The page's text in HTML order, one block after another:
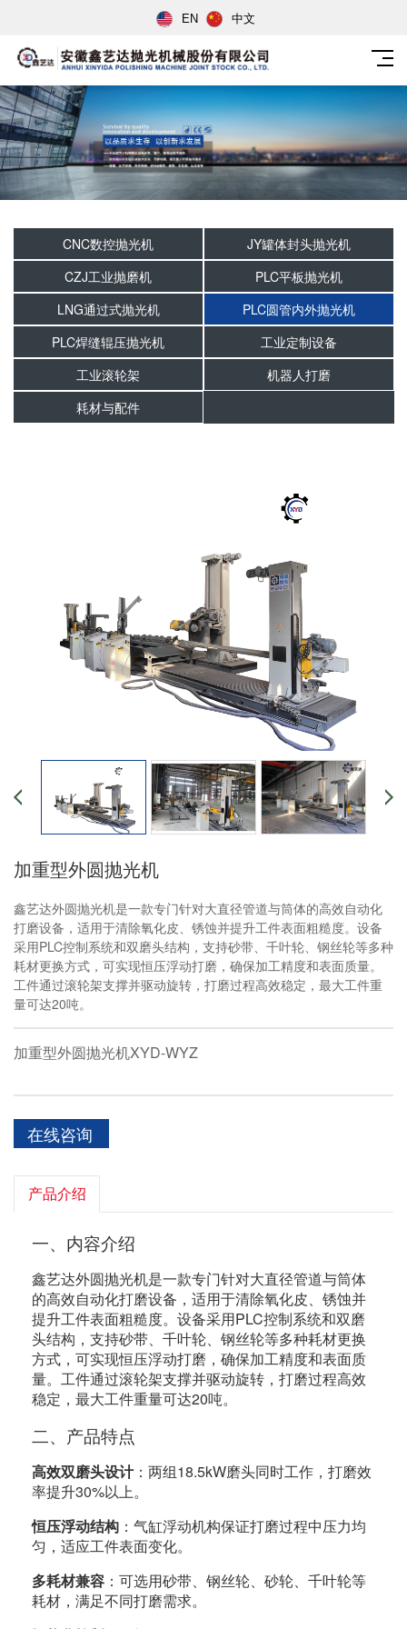
EN 中文
CNC数控抛光机
JY罐体封头抛光机
CZJ工业抛磨机
PLC平板抛光机
LNG通过式抛光机
PLC圆管内外抛光机
PLC焊缝辊压抛光机
工业定制设备
工业滚轮架
机器人打磨
耗材与配件
加重型外圆抛光机
鑫艺达外圆抛光机是一款专门针对大直径管道与筒体的高效自动化
打磨设备，适用于清除氧化皮、锈蚀并提升工件表面粗糙度。设备
采用PLC控制系统和双磨头结构，支持砂带、千叶轮、钢丝轮等多种
耗材更换方式，可实现恒压浮动打磨，确保加工精度和表面质量。
工件通过滚轮架支撑并驱动旋转，打磨过程高效稳定，最大工件重
量可达20吨。
加重型外圆抛光机XYD-WYZ
在线咨询
产品介绍
一、内容介绍
鑫艺达外圆抛光机是一款专门针对大直径管道与筒体
的高效自动化打磨设备，适用于清除氧化皮、锈蚀并
提升工件表面粗糙度。设备采用PLC控制系统和双磨
头结构，支持砂带、千叶轮、钢丝轮等多种耗材更换
方式，可实现恒压浮动打磨，确保加工精度和表面质
量。工件通过滚轮架支撑并驱动旋转，打磨过程高效
稳定，最大工件重量可达20吨。
二、产品特点
高效双磨头设计：两组18.5kW磨头同时工作，打磨效
率提升30%以上。
恒压浮动结构 ：气缸浮动机构保证打磨过程中压力均
匀，适应工件表面变化。
多耗材兼容 ：可选用砂带、钢丝轮、砂轮、千叶轮等
耗材，满足不同打磨需求。